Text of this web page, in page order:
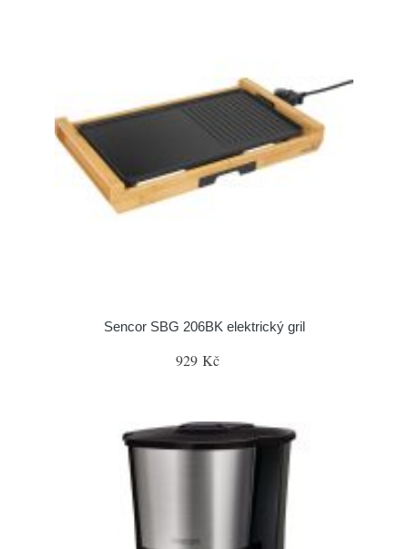
Sencor SBG 206BK elektrický gril
929 Kč